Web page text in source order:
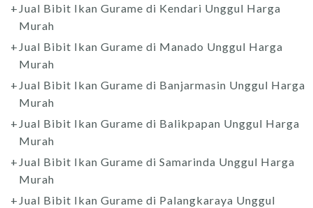
Jual Bibit Ikan Gurame di Kendari Unggul Harga
Murah
Jual Bibit Ikan Gurame di Manado Unggul Harga
Murah
Jual Bibit Ikan Gurame di Banjarmasin Unggul Harga
Murah
Jual Bibit Ikan Gurame di Balikpapan Unggul Harga
Murah
Jual Bibit Ikan Gurame di Samarinda Unggul Harga
Murah
Jual Bibit Ikan Gurame di Palangkaraya Unggul